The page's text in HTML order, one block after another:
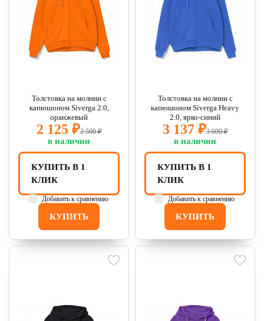
Толстовка на молнии с
капюшоном Siverga 2.0,
оранжевый
2 125 ₽2 500 ₽
в наличии
КУПИТЬ
КУПИТЬ В 1
КЛИК
Добавить к сравнению
Толстовка на молнии с
капюшоном Siverga Heavy
2.0, ярко-синий
3 137 ₽3 690 ₽
в наличии
КУПИТЬ
КУПИТЬ В 1
КЛИК
Добавить к сравнению